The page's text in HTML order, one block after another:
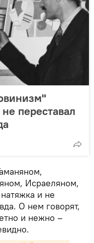
переставал
Исраеляном,
и не
О нем говорят,
и нежно –